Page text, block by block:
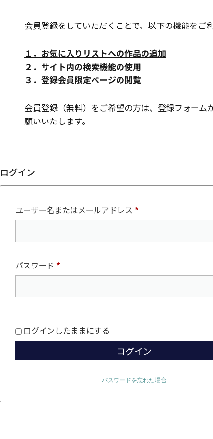
会員登録をしていただくことで、以下の機能をご
１．お気に入りリストへの作品の追加
２．サイト内の検索機能の使用
３．登録会員限定ページの閲覧
会員登録（無料）をご希望の方は、登録フォー
願いいたします。
ログイン
ユーザー名またはメールアドレス *
パスワード *
ログインしたままにする
ログイン
パスワードを忘れた場合